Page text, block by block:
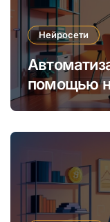
Нейросети
помощью